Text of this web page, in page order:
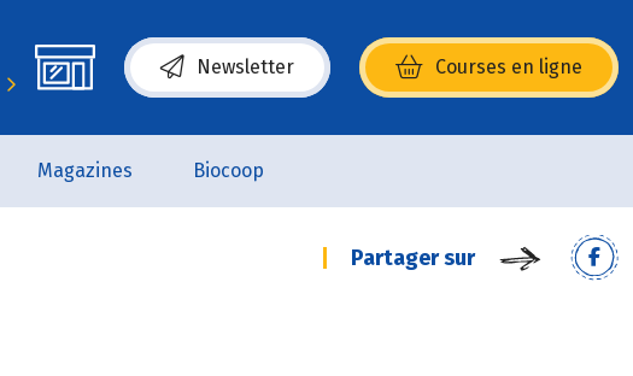
Newsletter Courses en ligne
(s’ouvre dans une nouvelle fenêtre)
Magazines Biocoop
Partager sur